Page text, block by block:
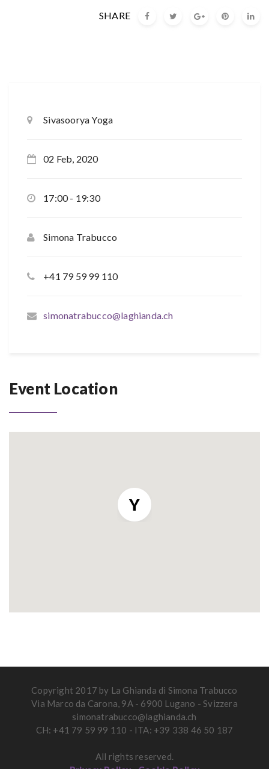
SHARE
Sivasoorya Yoga
02 Feb, 2020
17:00 - 19:30
Simona Trabucco
+41 79 59 99 110
simonatrabucco@laghianda.ch
Event Location
Copyright 2017 by La Ghianda di Simona Trabucco
Via Marco da Carona, 9A - 6900 Lugano - Svizzera
simonatrabucco@laghianda.ch
CH: +41 79 59 99 110 - ITA: +39 338 46 50 187
All rights reserved.